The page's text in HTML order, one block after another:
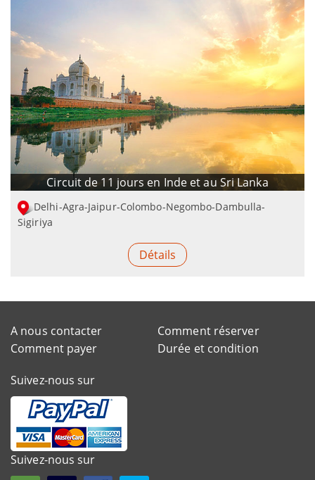
Circuit de 11 jours en Inde et au Sri Lanka
Delhi-Agra-Jaipur-Colombo-Negombo-Dambulla-
Sigiriya
Détails
A nous contacter
Comment réserver
Comment payer
Durée et condition
Suivez-nous sur
Suivez-nous sur